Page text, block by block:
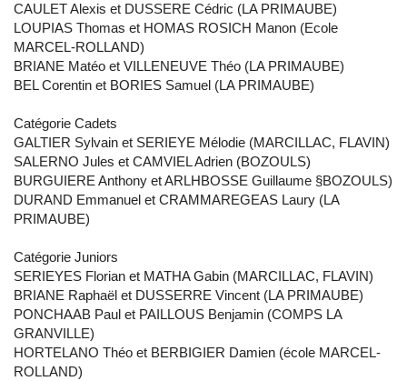
CAULET Alexis et DUSSERE Cédric (LA PRIMAUBE)
LOUPIAS Thomas et HOMAS ROSICH Manon (Ecole
MARCEL-ROLLAND)
BRIANE Matéo et VILLENEUVE Théo (LA PRIMAUBE)
BEL Corentin et BORIES Samuel (LA PRIMAUBE)
Catégorie Cadets
GALTIER Sylvain et SERIEYE Mélodie (MARCILLAC, FLAVIN)
SALERNO Jules et CAMVIEL Adrien (BOZOULS)
BURGUIERE Anthony et ARLHBOSSE Guillaume §BOZOULS)
DURAND Emmanuel et CRAMMAREGEAS Laury (LA
PRIMAUBE)
Catégorie Juniors
SERIEYES Florian et MATHA Gabin (MARCILLAC, FLAVIN)
BRIANE Raphaël et DUSSERRE Vincent (LA PRIMAUBE)
PONCHAAB Paul et PAILLOUS Benjamin (COMPS LA
GRANVILLE)
HORTELANO Théo et BERBIGIER Damien (école MARCEL-
ROLLAND)